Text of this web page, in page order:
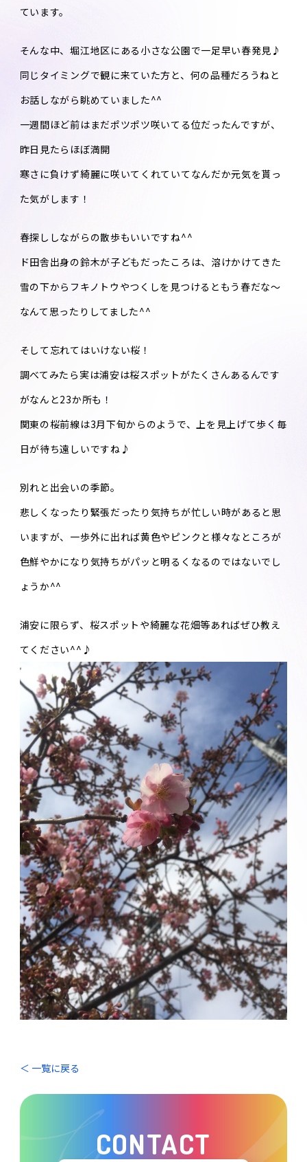
ています。
そんな中、堀江地区にある小さな公園で一足早い春発見♪
同じタイミングで観に来ていた方と、何の品種だろうねと
お話しながら眺めていました^^
一週間ほど前はまだポツポツ咲いてる位だったんですが、
昨日見たらほぼ満開
寒さに負けず綺麗に咲いてくれていてなんだか元気を貰っ
た気がします！
春探ししながらの散歩もいいですね^^
ド田舎出身の鈴木が子どもだったころは、溶けかけてきた
雪の下からフキノトウやつくしを見つけるともう春だな～
なんて思ったりしてました^^
そして忘れてはいけない桜！
調べてみたら実は浦安は桜スポットがたくさんあるんです
がなんと23か所も！
関東の桜前線は3月下旬からのようで、上を見上げて歩く毎
日が待ち遠しいですね♪
別れと出会いの季節。
悲しくなったり緊張だったり気持ちが忙しい時があると思
いますが、一歩外に出れば黄色やピンクと様々なところが
色鮮やかになり気持ちがパッと明るくなるのではないでし
ょうか^^
浦安に限らず、桜スポットや綺麗な花畑等あればぜひ教え
てください^^♪
＜ 一覧に戻る
CONTACT